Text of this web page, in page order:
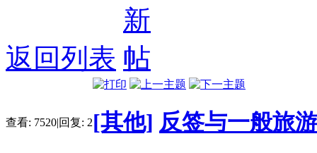
返回列表
查看: 7520|回复: 2[其他] 反签与一般旅